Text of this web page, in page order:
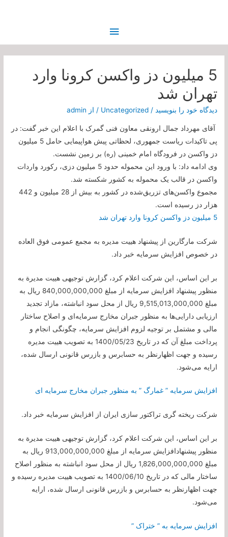
فهرست
اصلی
5 میلیون دز واکسن کرونا وارد
تهران شد
دیدگاه‌ خود را بنویسید /
Uncategorized / از admin
آقای مهرداد جمال ارونقی معاون فنی گمرک با اعلام این خبر گفت: در
پی تاکیدات ریاست جمهوری، لحظاتی پیش هواپیمایی حامل 5 میلیون
دز واکسن در فرودگاه امام خمینی (ره) بر زمین نشست.
وی ادامه داد: با ورود این محموله حدود 5 میلیون دزی، رکورد واردات
واکسن در قالب یک محموله به کشور شکسته شد.
مجموع واکسن‌های تزریق‌شده در کشور به بیش از 28 میلیون و 442
هزار دز رسیده است.
5 میلیون دز واکسن کرونا وارد تهران شد
شرکت مارگارین از پیشنهاد هیيت مدیره به مجمع عمومی فوق العاده
در خصوص افزایش سرمایه خبر داد.
بر این اساس، این شرکت اعلام کرد، گزارش توجیهی هیيت مدیرة به
منظور پیشنهاد افزایش سرمایه از مبلغ 840,000,000,000 ریال به
مبلغ 9,515,013,000,000 ریال از محل سود انباشته، مازاد تجدید
ارزیابی دارایی‌ها به منظور جبران مخارج سرمایه‌ای و اصلاح ساختار
مالی و مشتمل بر توجیه لزوم افزایش سرمایه، چگونگی انجام و
پرداخت مبلغ آن که در تاریخ 1400/05/23 به تصویب هیيت مدیره
رسیده و جهت اظهارنظر به حسابرس و بازرس قانونی ارسال شده،
ارايه می‌شود.
افزایش سرمایه ” غمارگ ” به منظور جبران مخارج سرمایه ای
شرکت ریخته گری تراکتور سازی ایران از افزایش سرمایه خبر داد.
بر این اساس، این شرکت اعلام کرد، گزارش توجیهی هیيت مدیرة به
منظور پیشنهادافزایش سرمایه از مبلغ 913,000,000,000 ریال به
مبلغ 1,826,000,000,000 ریال از محل سود انباشته به منظور اصلاح
ساختار مالی که در تاریخ 1400/06/10 به تصویب هیيت مدیره رسیده و
جهت اظهارنظر به حسابرس و بازرس قانونی ارسال شده، ارايه
می‌شود.
افزایش سرمایه به ” ختراک ”